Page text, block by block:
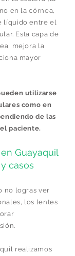
en la córnea,
líquido entre el
Esta capa de
mejora la
mayor
utilizarse
como en
de las
paciente.
Guayaquil
casos
no logras ver
los lentes
realizamos